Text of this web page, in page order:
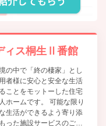
ィス桐生Ⅱ番館
の中で「終の棲家」とし
者様に安心と安全な生活
ことをモットーした住宅
ホームです。 可能な限り
生活ができるよう寄り添
った施設サービスのご提